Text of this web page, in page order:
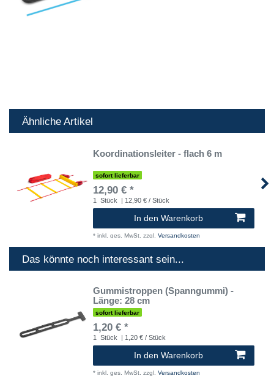
Ähnliche Artikel
Koordinationsleiter - flach 6 m
sofort lieferbar
12,90 € *
1 Stück | 12,90 € / Stück
In den Warenkorb
* inkl. ges. MwSt. zzgl. Versandkosten
Das könnte noch interessant sein...
Gummistroppen (Spanngummi) -
Länge: 28 cm
sofort lieferbar
1,20 € *
1 Stück | 1,20 € / Stück
In den Warenkorb
* inkl. ges. MwSt. zzgl. Versandkosten